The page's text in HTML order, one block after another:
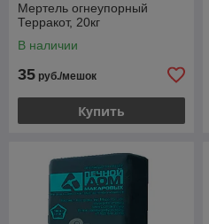
Мертель огнеупорный
Терракот, 20кг
В наличии
35 руб./мешок
Купить